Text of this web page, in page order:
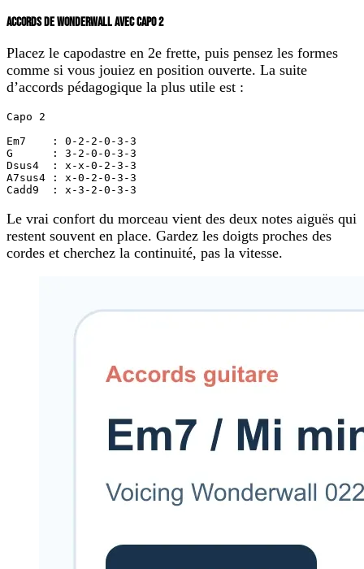
ACCORDS DE WONDERWALL AVEC CAPO 2
Placez le capodastre en 2e frette, puis pensez les formes
comme si vous jouiez en position ouverte. La suite
d’accords pédagogique la plus utile est :
Capo 2
Em7    : 0-2-2-0-3-3
G      : 3-2-0-0-3-3
Dsus4  : x-x-0-2-3-3
A7sus4 : x-0-2-0-3-3
Cadd9  : x-3-2-0-3-3
Le vrai confort du morceau vient des deux notes aiguës qui
restent souvent en place. Gardez les doigts proches des
cordes et cherchez la continuité, pas la vitesse.